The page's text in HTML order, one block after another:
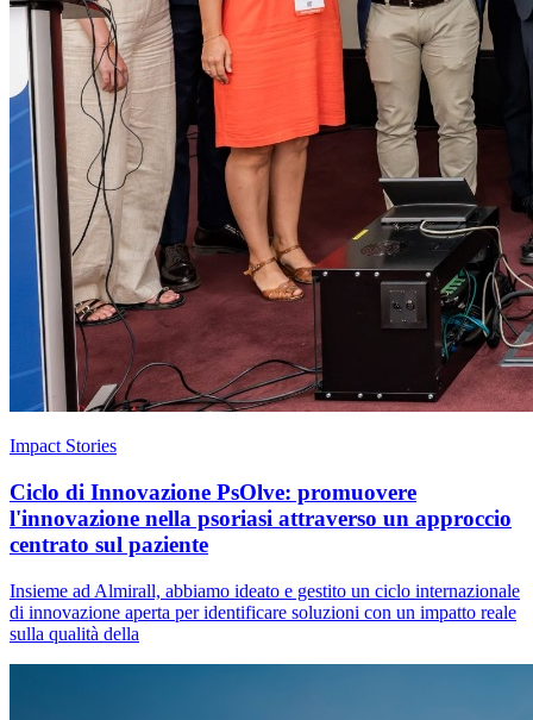
Impact Stories
Ciclo di Innovazione PsOlve: promuovere
l'innovazione nella psoriasi attraverso un approccio
centrato sul paziente
Insieme ad Almirall, abbiamo ideato e gestito un ciclo internazionale
di innovazione aperta per identificare soluzioni con un impatto reale
sulla qualità della